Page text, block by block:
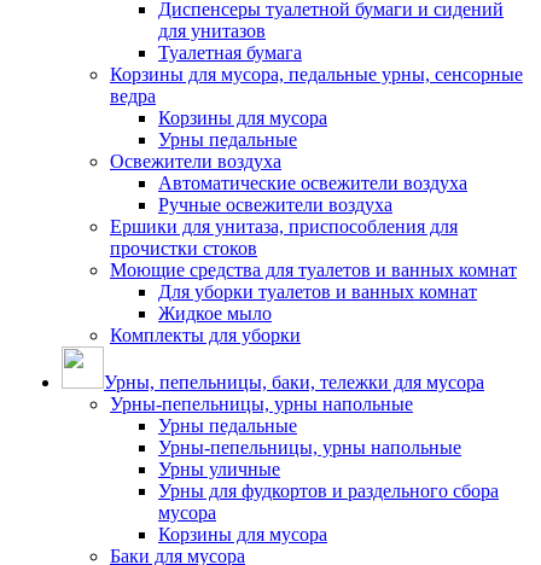
Диспенсеры туалетной бумаги и сидений
для унитазов
Туалетная бумага
Корзины для мусора, педальные урны, сенсорные
ведра
Корзины для мусора
Урны педальные
Освежители воздуха
Автоматические освежители воздуха
Ручные освежители воздуха
Ершики для унитаза, приспособления для
прочистки стоков
Моющие средства для туалетов и ванных комнат
Для уборки туалетов и ванных комнат
Жидкое мыло
Комплекты для уборки
Урны, пепельницы, баки, тележки для мусора
Урны-пепельницы, урны напольные
Урны педальные
Урны-пепельницы, урны напольные
Урны уличные
Урны для фудкортов и раздельного сбора
мусора
Корзины для мусора
Баки для мусора